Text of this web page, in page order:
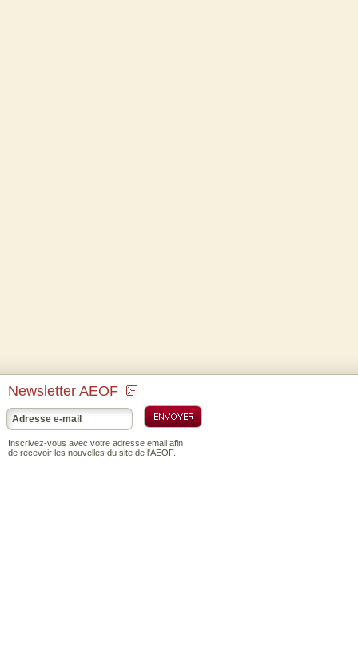
Newsletter AEOF
Inscrivez-vous avec votre adresse email afin
de recevoir les nouvelles du site de l'AEOF.